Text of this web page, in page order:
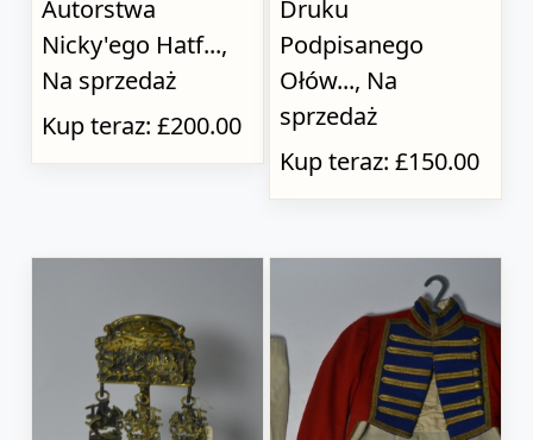
Autorstwa
Nicky'ego Hatf...,
Na sprzedaż
Kup teraz: £200.00
Druku
Podpisanego
Ołów..., Na
sprzedaż
Kup teraz: £150.00